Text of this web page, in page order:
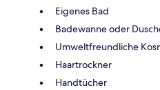
Eigenes Bad
Badewanne oder
Umweltfreundliche
Haartrockner
Handtücher